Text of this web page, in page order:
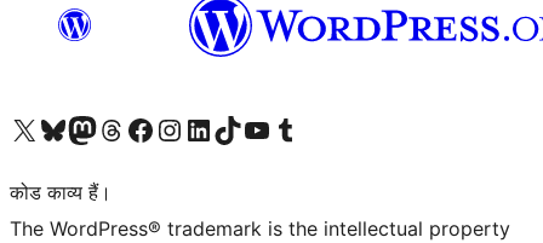
Visit our X (formerly Twitter) account
हमारे बलुस्की खाते पर जाएँVisit our Mastodon account
हमारे थ्रेड्स अकाउंट पर जाएंहमारे फेसबुक पेज पर जाएँहमारे इंस्टाग्राम अकाउंट पर जाएंहमारे लिंक्डइन खाते पर जाएँहमारे टिकटॉक खाते पर जाएँहमारे यूट्यूब चैनल पर जाएंहमारे Tumblr खाते पर जाएँ
कोड काव्य हैं।
The WordPress® trademark is the intellectual property